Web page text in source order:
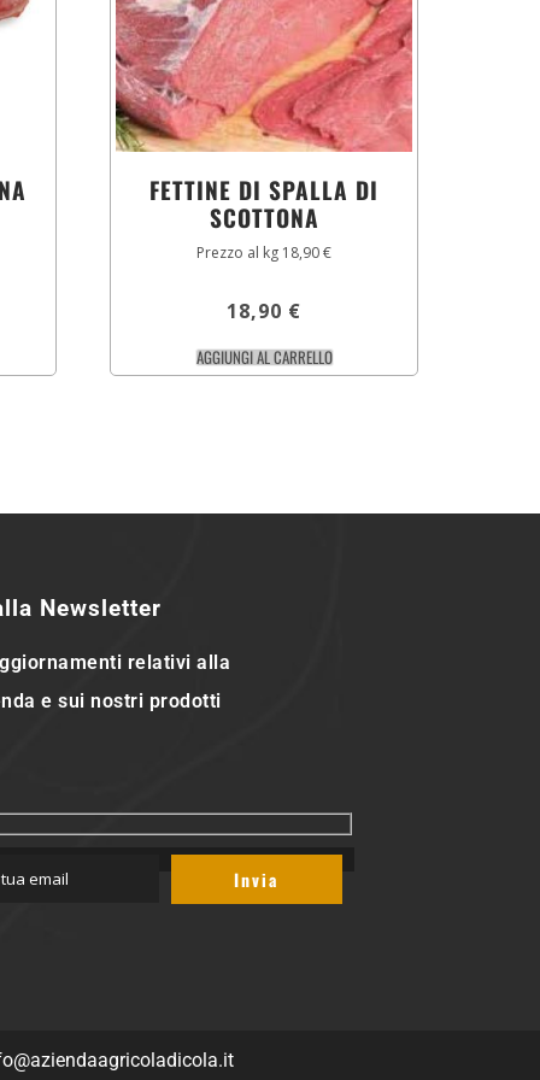
FETTINE DI SPALLA DI
SCOTTONA
Prezzo al kg 18,90 €
18,90 €
AGGIUNGI AL CARRELLO
Newsletter
relativi alla
e sui nostri prodotti